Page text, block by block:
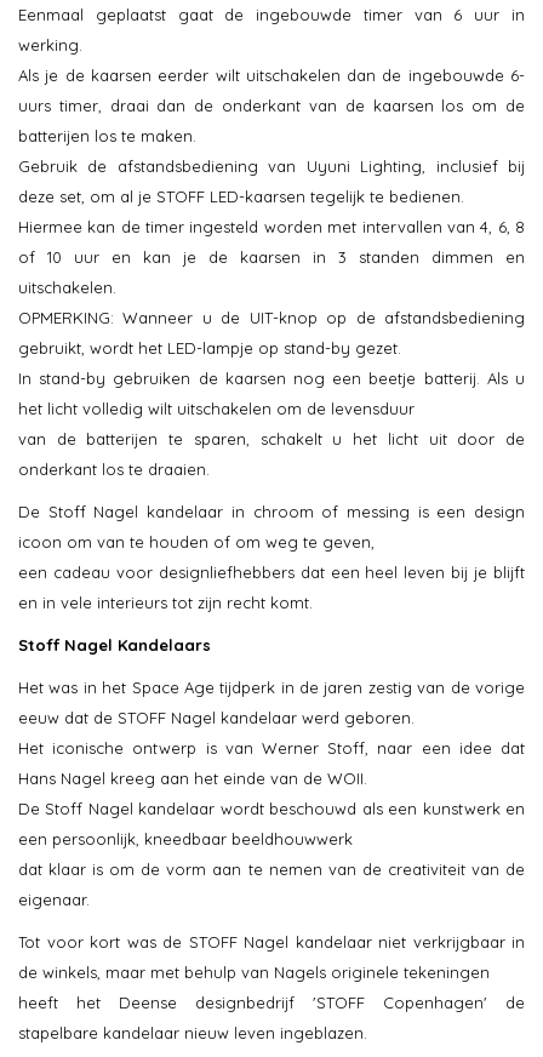
Eenmaal geplaatst gaat de ingebouwde timer van 6 uur in
werking.
Als je de kaarsen eerder wilt uitschakelen dan de ingebouwde 6-
uurs timer, draai dan de onderkant van de kaarsen los om de
batterijen los te maken.
Gebruik de afstandsbediening van Uyuni Lighting, inclusief bij
deze set, om al je STOFF LED-kaarsen tegelijk te bedienen.
Hiermee kan de timer ingesteld worden met intervallen van 4, 6, 8
of 10 uur en kan je de kaarsen in 3 standen dimmen en
uitschakelen.
OPMERKING: Wanneer u de UIT-knop op de afstandsbediening
gebruikt, wordt het LED-lampje op stand-by gezet.
In stand-by gebruiken de kaarsen nog een beetje batterij. Als u
het licht volledig wilt uitschakelen om de levensduur
van de batterijen te sparen, schakelt u het licht uit door de
onderkant los te draaien.
De Stoff Nagel kandelaar in chroom of messing is een design
icoon om van te houden of om weg te geven,
een cadeau voor designliefhebbers dat een heel leven bij je blijft
en in vele interieurs tot zijn recht komt.
Stoff Nagel Kandelaars
Het was in het Space Age tijdperk in de jaren zestig van de vorige
eeuw dat de STOFF Nagel kandelaar werd geboren.
Het iconische ontwerp is van Werner Stoff, naar een idee dat
Hans Nagel kreeg aan het einde van de WOII.
De Stoff Nagel kandelaar wordt beschouwd als een kunstwerk en
een persoonlijk, kneedbaar beeldhouwwerk
dat klaar is om de vorm aan te nemen van de creativiteit van de
eigenaar.
Tot voor kort was de STOFF Nagel kandelaar niet verkrijgbaar in
de winkels, maar met behulp van Nagels originele tekeningen
heeft het Deense designbedrijf 'STOFF Copenhagen' de
stapelbare kandelaar nieuw leven ingeblazen.